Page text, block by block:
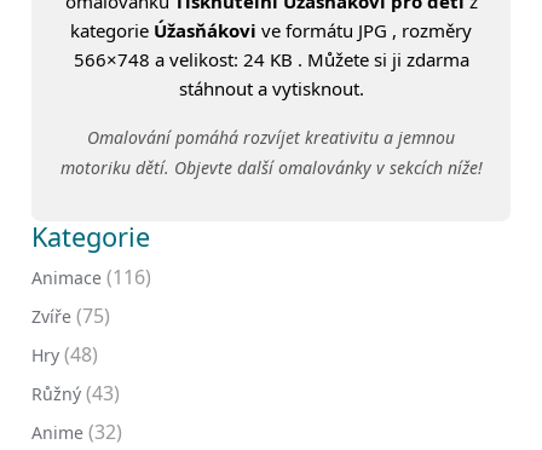
kategorie Úžasňákovi ve formátu JPG , rozměry
566×748 a velikost: 24 KB . Můžete si ji zdarma
stáhnout a vytisknout.
Omalování pomáhá rozvíjet kreativitu a jemnou
motoriku dětí. Objevte další omalovánky v sekcích níže!
Kategorie
Animace (116)
Zvíře (75)
Hry (48)
Růžný (43)
Anime (32)